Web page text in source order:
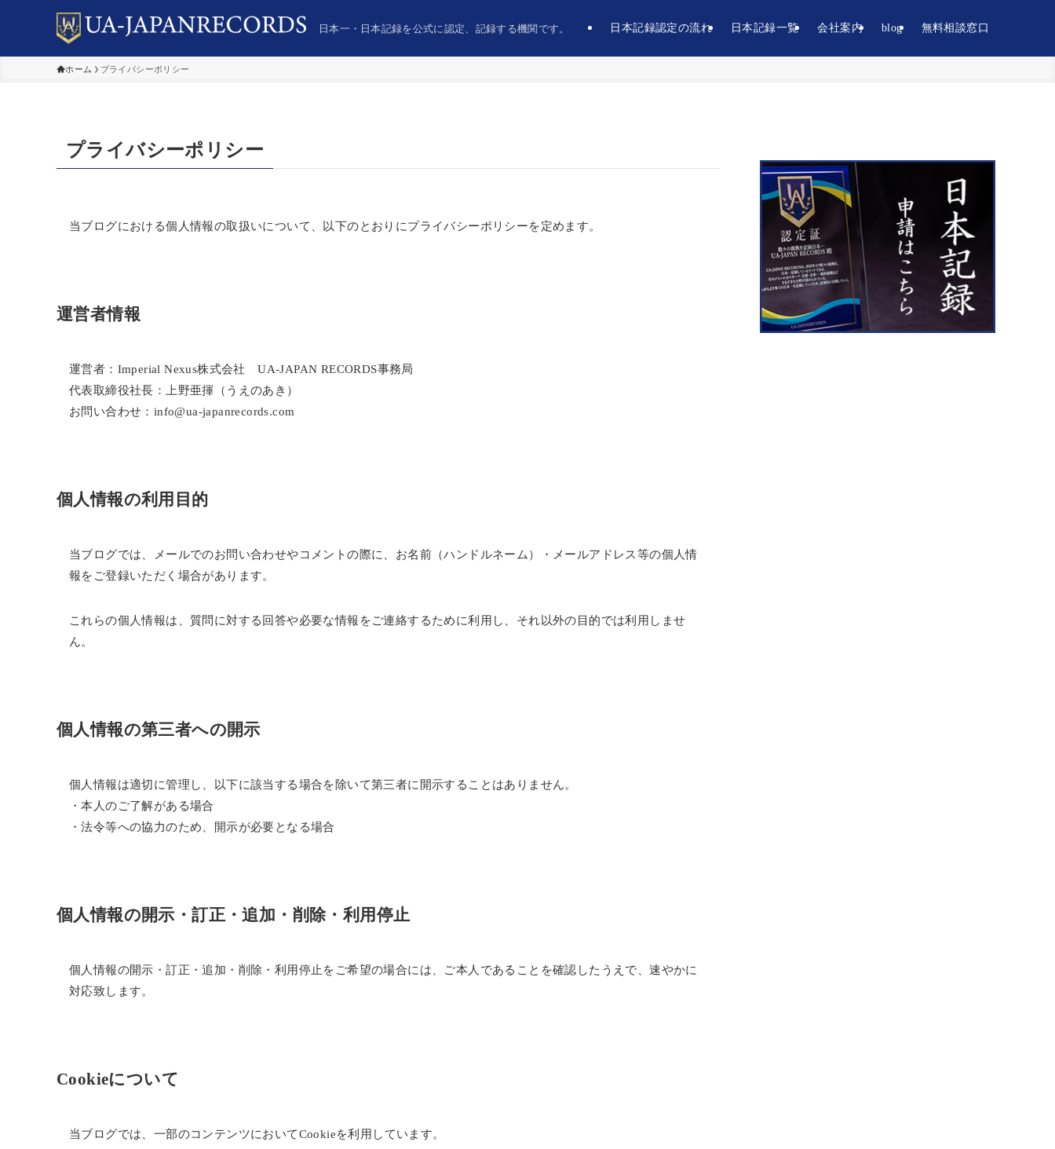
日本一・日本記録を公式に認定、記録する機関です。 日本記録認定の流れ 日本記録一覧 会社案内 blog 無料相談窓口
ホーム プライバシーポリシー
プライバシーポリシー
当ブログにおける個人情報の取扱いについて、以下のとおりにプライバシーポリシーを定めます。
運営者情報
運営者：Imperial Nexus株式会社 UA-JAPAN RECORDS事務局
代表取締役社長：上野亜揮（うえのあき）
お問い合わせ：info@ua-japanrecords.com
個人情報の利用目的
当ブログでは、メールでのお問い合わせやコメントの際に、お名前（ハンドルネーム）・メールアドレス等の個人情
報をご登録いただく場合があります。
これらの個人情報は、質問に対する回答や必要な情報をご連絡するために利用し、それ以外の目的では利用しませ
ん。
個人情報の第三者への開示
個人情報は適切に管理し、以下に該当する場合を除いて第三者に開示することはありません。
・本人のご了解がある場合
・法令等への協力のため、開示が必要となる場合
個人情報の開示・訂正・追加・削除・利用停止
個人情報の開示・訂正・追加・削除・利用停止をご希望の場合には、ご本人であることを確認したうえで、速やかに
対応致します。
Cookieについて
当ブログでは、一部のコンテンツにおいてCookieを利用しています。